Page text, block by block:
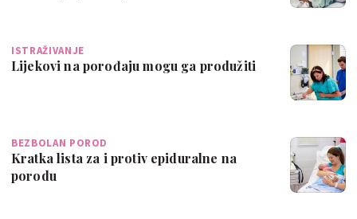
ISTRAŽIVANJE
Lijekovi na porođaju mogu ga produžiti
BEZBOLAN POROD
Kratka lista za i protiv epiduralne na
porodu